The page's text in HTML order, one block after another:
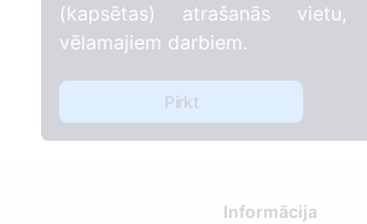
(kapsētas) atrašanās
vēlamajiem darbiem.
Pirkt
Informācija